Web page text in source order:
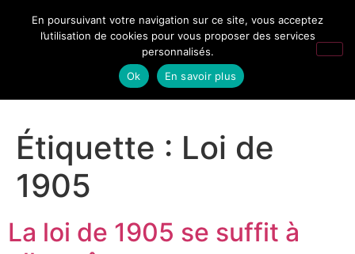
Étiquette : Loi de
1905
La loi de 1905 se suffit à
En poursuivant votre navigation sur ce site, vous acceptez
l’utilisation de cookies pour vous proposer des services
personnalisés.
Ok
En savoir plus